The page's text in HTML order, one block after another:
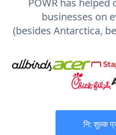
businesses on
(besides Antarctica,
नि: शुल्क